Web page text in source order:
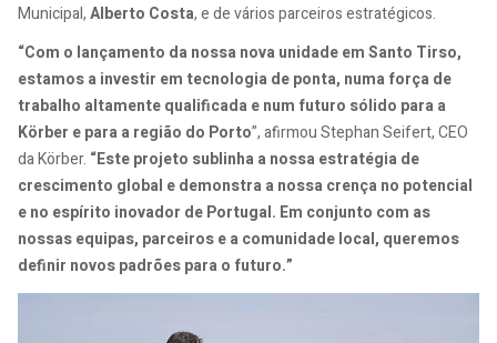
Municipal,Alberto Costa, e de vários parceiros estratégicos.
“Com o lançamento da nossa nova unidade em Santo Tirso,
estamos a investir em tecnologia de ponta, numa força de
trabalho altamente qualificada e num futuro sólido para a
Körber e para a região do Porto”, afirmou Stephan Seifert, CEO
da Körber. “Este projeto sublinha a nossa estratégia de
crescimento global e demonstra a nossa crença no potencial
e no espírito inovador de Portugal. Em conjunto com as
nossas equipas, parceiros e a comunidade local, queremos
definir novos padrões para o futuro.”